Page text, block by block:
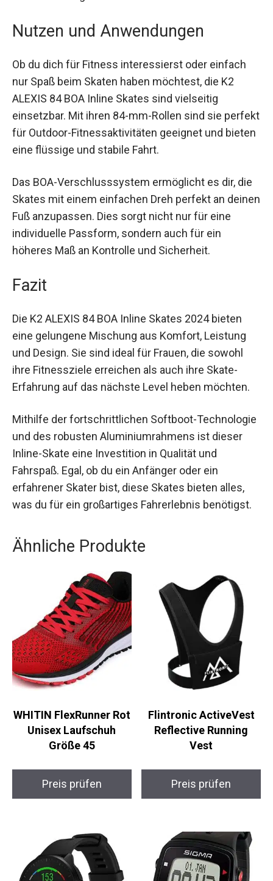
Mischung aus Unterstützung und Flexibilität,
sodass du länger und komfortabler fahren
kannst.
Nutzen und Anwendungen
Ob du dich für Fitness interessierst oder einfach
nur Spaß beim Skaten haben möchtest, die K2
ALEXIS 84 BOA Inline Skates sind vielseitig
einsetzbar. Mit ihren 84-mm-Rollen sind sie
perfekt für Outdoor-Fitnessaktivitäten geeignet
und bieten eine flüssige und stabile Fahrt.
Das BOA-Verschlusssystem ermöglicht es dir,
die Skates mit einem einfachen Dreh perfekt an
eine individuelle Passform, sondern auch für ein
höheres Maß an Kontrolle und Sicherheit.
Fazit
Die K2 ALEXIS 84 BOA Inline Skates 2024 bieten
und Design. Sie sind ideal für Frauen, die sowohl
ihre Fitnessziele erreichen als auch ihre Skate-
Erfahrung auf das nächste Level heben möchten.
Mithilfe der fortschrittlichen Softboot-
Technologie und des robusten
Aluminiumrahmens ist dieser Inline-Skate eine
Investition in Qualität und Fahrspaß. Egal, ob du
diese Skates bieten alles, was du für ein
Ähnliche Produkte
WHITIN FlexRunner
Rot Unisex Laufschuh
Größe 45
Preis prüfen
Flintronic ActiveVest
Reflective Running
Vest
Preis prüfen